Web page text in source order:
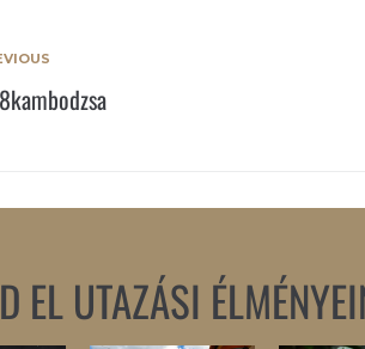
EL UTAZÁSI